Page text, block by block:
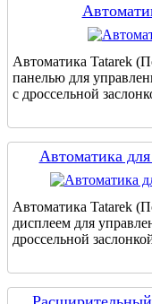
Автоматика Tatarek
панелью для
с дроссельной
Автоматика
Автоматика Tatarek
дисплеем для
дроссельной